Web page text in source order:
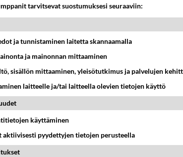
löysi Kylmikselle työpaikan.
aloittaa ensi kesänä Linnanmäellä ja lukuisissa
kokoinen jopa naisten heittää. Kylmis
osua sontakasaan.
vedenneito ohjelmanumerosta on kehitetty
Kylmis tipahtaa suureen lietesaaviin. Kylmis
päässään
Äänestä
Kommentoi aloitusta...
tarvitsevat suostumuksesi seuraaviin:
ja tunnistaminen laitetta skannaamalla
ja mainonnan mittaaminen
sisällön mittaaminen, yleisötutkimus ja palvelujen
laitteelle ja/tai laitteella olevien tietojen käyttö
käyttäminen
aktiivisesti pyydettyjen tietojen perusteella